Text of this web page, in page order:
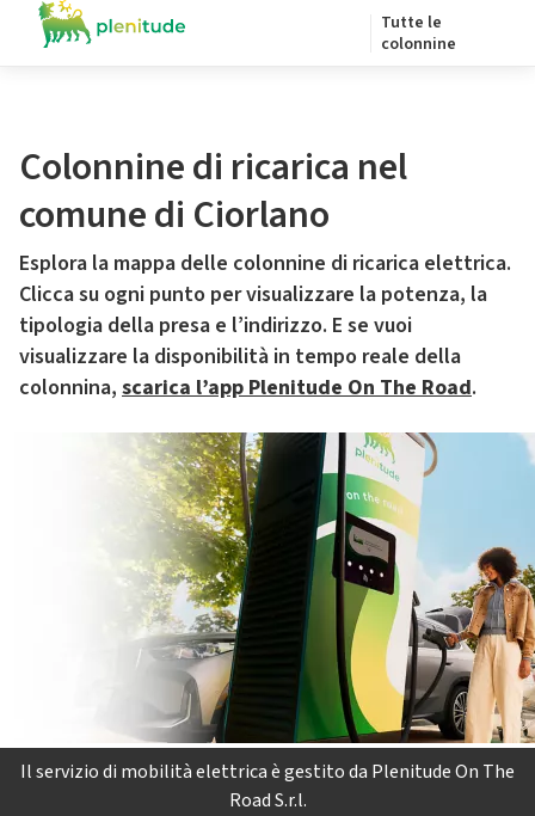
Tutte le
colonnine
Colonnine di ricarica nel
comune di Ciorlano
Esplora la mappa delle colonnine di ricarica elettrica.
Clicca su ogni punto per visualizzare la potenza, la
tipologia della presa e l’indirizzo. E se vuoi
visualizzare la disponibilità in tempo reale della
colonnina, scarica l’app Plenitude On The Road.
Il servizio di mobilità elettrica è gestito da Plenitude On The
Road S.r.l.